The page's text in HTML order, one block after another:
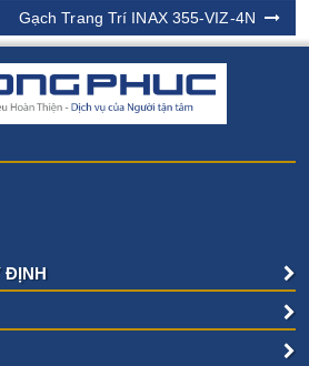
Gạch Trang Trí INAX 355-VIZ-4N
ĐỊNH